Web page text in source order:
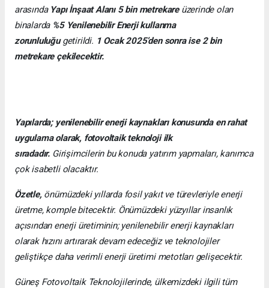
arasında Yapı İnşaat Alanı 5 bin metrekare üzerinde olan
binalarda%5 Yenilenebilir Enerji kullanma
zorunluluğugetirildi. 1 Ocak 2025’den sonra ise 2 bin
metrekare çekilecektir.
Yapılarda; yenilenebilir enerji kaynakları konusunda en rahat
uygulama olarak, fotovoltaik teknoloji ilk
sıradadır. Girişimcilerin bu konuda yatırım yapmaları, kanımca
çok isabetli olacaktır.
Özetle,önümüzdeki yıllarda fosil yakıt ve türevleriyle enerji
üretme, komple bitecektir. Önümüzdeki yüzyıllar insanlık
açısından enerji üretiminin; yenilenebilir enerji kaynakları
olarak hızını artırarak devam edeceğiz ve teknolojiler
geliştikçe daha verimli enerji üretimi metotları gelişecektir.
Güneş Fotovoltaik Teknolojilerinde, ülkemizdeki ilgili tüm